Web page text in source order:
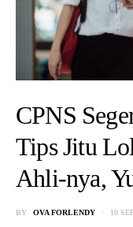
CPNS
Tips Jitu
Ahli-nya,
BY OVA FORLENDY 10